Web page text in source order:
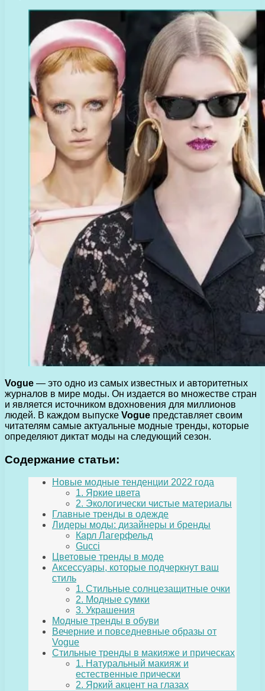
Vogue — это одно из самых известных и авторитетных
журналов в мире моды. Он издается во множестве стран
и является источником вдохновения для миллионов
людей. В каждом выпуске Vogue представляет своим
читателям самые актуальные модные тренды, которые
определяют диктат моды на следующий сезон.
Содержание статьи:
Новые модные тенденции 2022 года
1. Яркие цвета
2. Экологически чистые материалы
Главные тренды в одежде
Лидеры моды: дизайнеры и бренды
Карл Лагерфельд
Gucci
Цветовые тренды в моде
Аксессуары, которые подчеркнут ваш
стиль
1. Стильные солнцезащитные очки
2. Модные сумки
3. Украшения
Модные тренды в обуви
Вечерние и повседневные образы от
Vogue
Стильные тренды в макияже и прическах
1. Натуральный макияж и
естественные прически
2. Яркий акцент на глазах